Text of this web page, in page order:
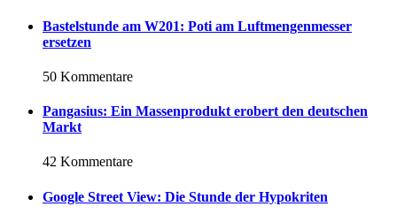
Bastelstunde am W201: Poti am Luftmengenmesser
ersetzen
50 Kommentare
Pangasius: Ein Massenprodukt erobert den deutschen
Markt
42 Kommentare
Google Street View: Die Stunde der Hypokriten